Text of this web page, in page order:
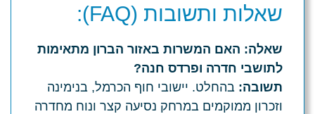
שאלות ותשובות (FAQ):
שאלה: האם המשרות באזור הברון מתאימות
לתושבי חדרה ופרדס חנה?
תשובה: בהחלט. יישובי חוף הכרמל, בנימינה
וזכרון ממוקמים במרחק נסיעה קצר ונוח מחדרה